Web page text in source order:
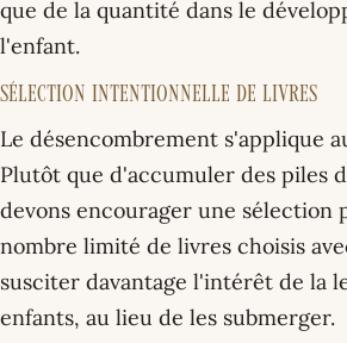
que de la quantité dans le
l'enfant.
Sélection Intentionnelle de Livres
Le désencombrement s'applique
Plutôt que d'accumuler des piles
devons encourager une sélection
nombre limité de livres choisis
susciter davantage l'intérêt de la
enfants, au lieu de les submerger.